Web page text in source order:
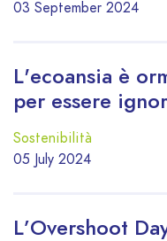
03 September 2024
L'ecoansia è
per essere
Sostenibilità
05 July 2024
L’Overshoot